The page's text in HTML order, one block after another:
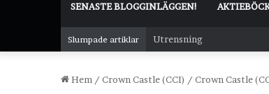
SENASTE BLOGGINLÄGGEN!
Slumpade artiklar Utrensning
Hem / Crown Castle (CCI) / Crown Castle